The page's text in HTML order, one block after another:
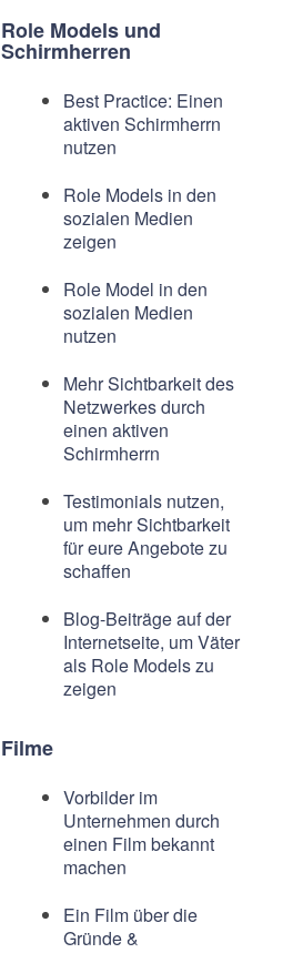
Role Models und
Schirmherren
Best Practice: Einen
aktiven Schirmherrn
nutzen
Role Models in den
sozialen Medien
zeigen
Role Model in den
sozialen Medien
nutzen
Mehr Sichtbarkeit des
Netzwerkes durch
einen aktiven
Schirmherrn
Testimonials nutzen,
um mehr Sichtbarkeit
für eure Angebote zu
schaffen
Blog-Beiträge auf der
Internetseite, um Väter
als Role Models zu
zeigen
Filme
Vorbilder im
Unternehmen durch
einen Film bekannt
machen
Ein Film über die
Gründe &